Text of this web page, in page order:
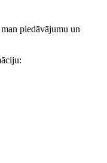
piedāvājumu un